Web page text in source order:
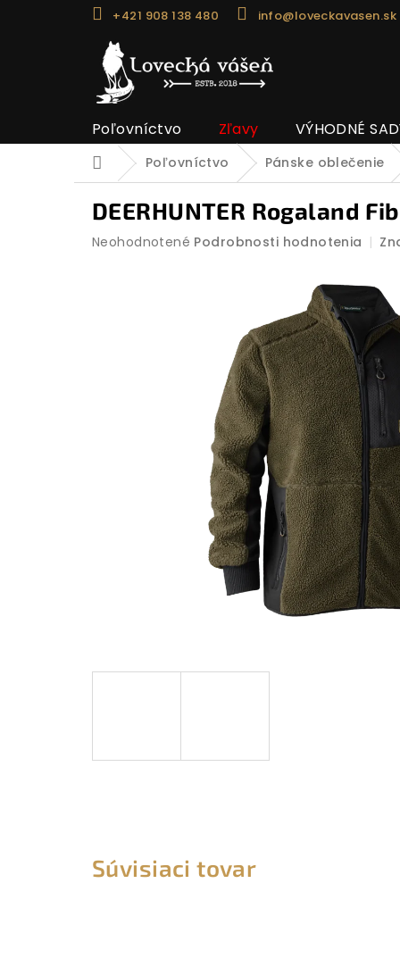
+421 908 138 480 info@loveckavasen.sk
Poľovníctvo Zľavy VÝHODNÉ
DomovPoľovníctvo Pánske oblečenie
DEERHUNTER Rogaland
Priemerné
Neohodnotené Podrobnosti hodnotenia
Súvisiaci tovar